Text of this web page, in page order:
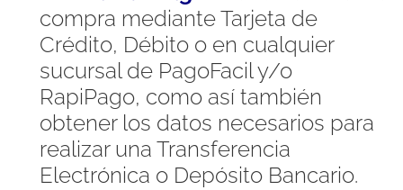
compra mediante Tarjeta de
Crédito, Débito o en cualquier
sucursal de PagoFacil y/o
RapiPago, como así también
obtener los datos necesarios para
realizar una Transferencia
Electrónica o Depósito Bancario.